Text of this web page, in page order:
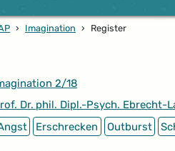
› Imagination › Register
2/18
Dr. phil. Dipl.-Psych. Ebrecht-
Erschrecken Outburst